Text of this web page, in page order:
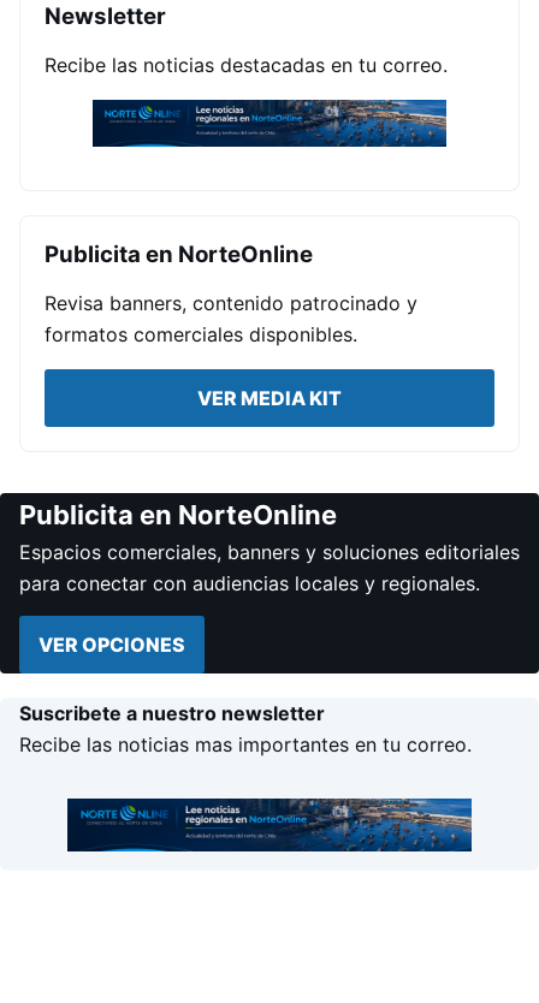
Newsletter
Recibe las noticias destacadas en tu correo.
Publicita en NorteOnline
Revisa banners, contenido patrocinado y
formatos comerciales disponibles.
VER MEDIA KIT
Publicita en NorteOnline
Espacios comerciales, banners y soluciones editoriales
para conectar con audiencias locales y regionales.
VER OPCIONES
Suscribete a nuestro newsletter
Recibe las noticias mas importantes en tu correo.